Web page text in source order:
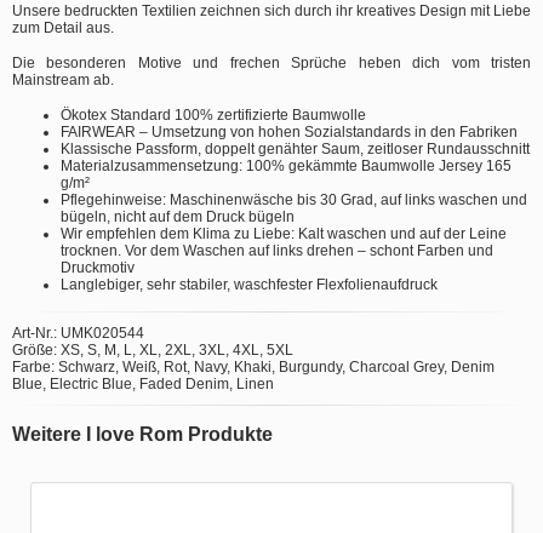
Unsere bedruckten Textilien zeichnen sich durch ihr kreatives Design mit Liebe
zum Detail aus.
Die besonderen Motive und frechen Sprüche heben dich vom tristen
Mainstream ab.
Ökotex Standard 100% zertifizierte Baumwolle
FAIRWEAR – Umsetzung von hohen Sozialstandards in den Fabriken
Klassische Passform, doppelt genähter Saum, zeitloser Rundausschnitt
Materialzusammensetzung: 100% gekämmte Baumwolle Jersey 165
g/m²
Pflegehinweise: Maschinenwäsche bis 30 Grad, auf links waschen und
bügeln, nicht auf dem Druck bügeln
Wir empfehlen dem Klima zu Liebe: Kalt waschen und auf der Leine
trocknen. Vor dem Waschen auf links drehen – schont Farben und
Druckmotiv
Langlebiger, sehr stabiler, waschfester Flexfolienaufdruck
Art-Nr.: UMK020544
Größe: XS, S, M, L, XL, 2XL, 3XL, 4XL, 5XL
Farbe: Schwarz, Weiß, Rot, Navy, Khaki, Burgundy, Charcoal Grey, Denim
Blue, Electric Blue, Faded Denim, Linen
Weitere I love Rom Produkte